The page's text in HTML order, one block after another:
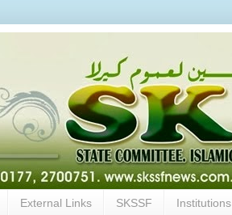
External Links SKSSF Institutions